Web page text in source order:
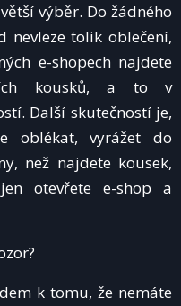
výběr. Do žádného
nevleze tolik oblečení,
e-shopech najdete
kousků, a to v
Další skutečností je,
oblékat, vyrážet do
než najdete kousek,
otevřete e-shop a
k tomu, že nemáte